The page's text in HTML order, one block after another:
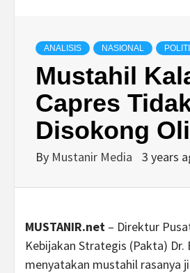
ANALISIS NASIONAL
Mustahil
Capres
Disokong
By Mustanir Media 3 years
MUSTANIR.net – Direktur
Kebijakan Strategis (Pakta) Dr.
menyatakan mustahil rasanya